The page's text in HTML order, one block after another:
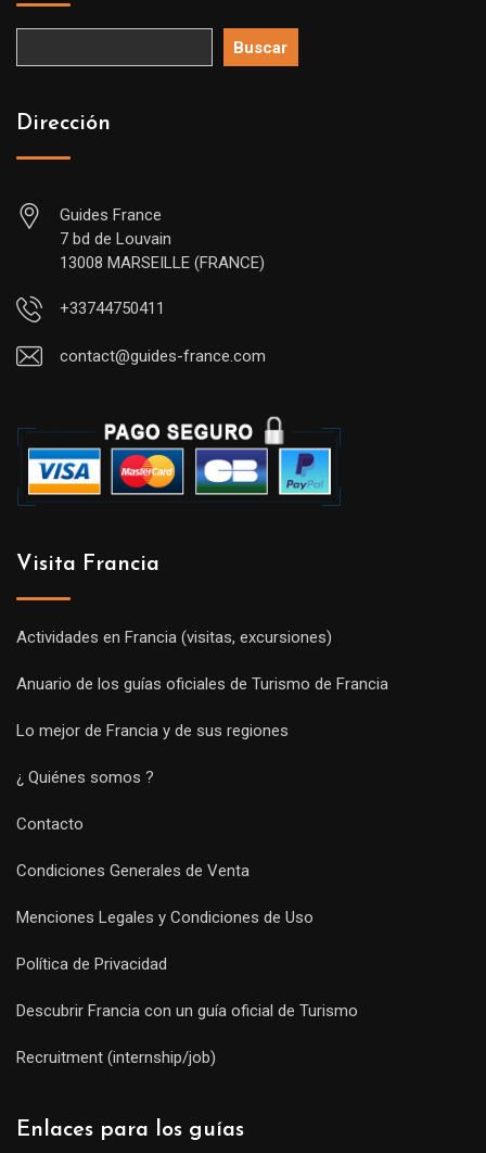
Buscar
Dirección
Guides France
7 bd de Louvain
13008 MARSEILLE (FRANCE)
+33744750411
contact@guides-france.com
Visita Francia
Actividades en Francia (visitas, excursiones)
Anuario de los guías oficiales de Turismo de Francia
Lo mejor de Francia y de sus regiones
¿ Quiénes somos ?
Contacto
Condiciones Generales de Venta
Menciones Legales y Condiciones de Uso
Política de Privacidad
Descubrir Francia con un guía oficial de Turismo
Recruitment (internship/job)
Enlaces para los guías